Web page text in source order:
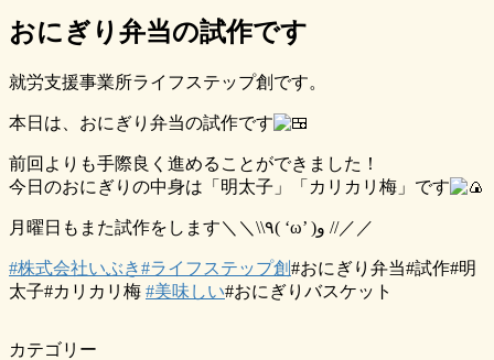
おにぎり弁当の試作です
就労支援事業所ライフステップ創です。
本日は、おにぎり弁当の試作です
前回よりも手際良く進めることができました！
今日のおにぎりの中身は「明太子」「カリカリ梅」です
月曜日もまた試作をします＼＼\\٩( ‘ω’ )و //／／
#株式会社いぶき#ライフステップ創#おにぎり弁当#試作#明
太子#カリカリ梅 #美味しい#おにぎりバスケット
カテゴリー